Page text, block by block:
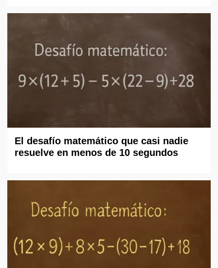
El desafío matemático que casi nadie
resuelve en menos de 10 segundos